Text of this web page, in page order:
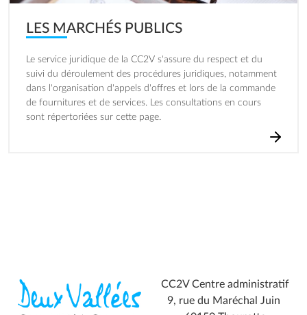
LES MARCHÉS PUBLICS
Le service juridique de la CC2V s'assure du respect et du
suivi du déroulement des procédures juridiques, notamment
dans l'organisation d'appels d'offres et lors de la commande
de fournitures et de services. Les consultations en cours
sont répertoriées sur cette page.
CC2V Centre administratif
9, rue du Maréchal Juin